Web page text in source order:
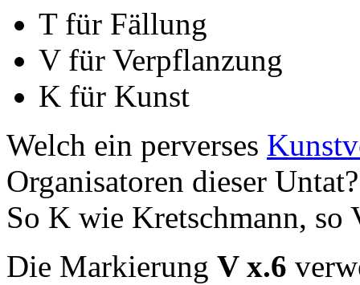
T für Fällung
V für Verpflanzung
K für Kunst
Welch ein perverses
Organisatoren dieser Untat?
So K wie Kretschmann, so
Die Markierung V x.6